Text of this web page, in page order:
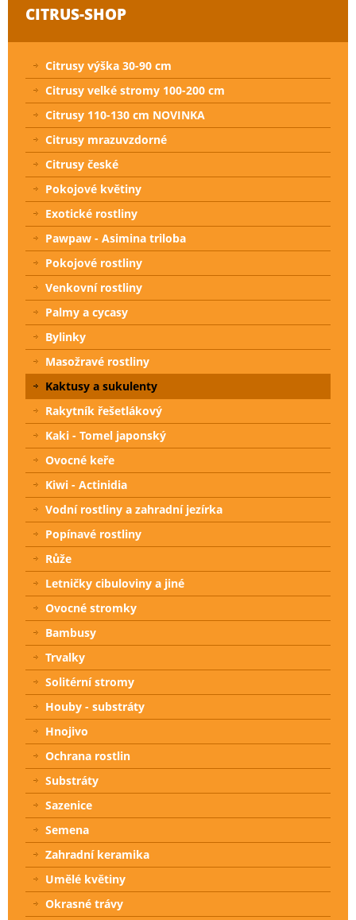
CITRUS-SHOP
Citrusy výška 30-90 cm
Citrusy velké stromy 100-200 cm
Citrusy 110-130 cm NOVINKA
Citrusy mrazuvzdorné
Citrusy české
Pokojové květiny
Exotické rostliny
Pawpaw - Asimina triloba
Pokojové rostliny
Venkovní rostliny
Palmy a cycasy
Bylinky
Masožravé rostliny
Kaktusy a sukulenty
Rakytník řešetlákový
Kaki - Tomel japonský
Ovocné keře
Kiwi - Actinidia
Vodní rostliny a zahradní jezírka
Popínavé rostliny
Růže
Letničky cibuloviny a jiné
Ovocné stromky
Bambusy
Trvalky
Solitérní stromy
Houby - substráty
Hnojivo
Ochrana rostlin
Substráty
Sazenice
Semena
Zahradní keramika
Umělé květiny
Okrasné trávy